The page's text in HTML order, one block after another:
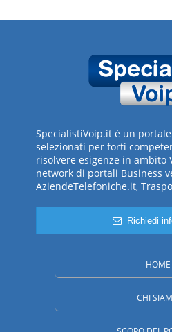
SpecialistiVoip.it è un
selezionati per forti
risolvere esigenze in ambito
network di portali Business
AziendeTelefoniche.it,
Richiedi
HOME
CHI